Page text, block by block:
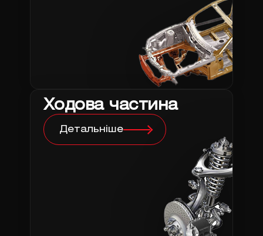
Ходова частина
Детальніше